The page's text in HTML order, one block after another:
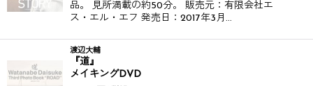
品。 見所満載の約50分。 販売元：有限会社エ
ス・エル・エフ 発売日：2017年3月…
渡辺大輔
『道』
メイキングDVD